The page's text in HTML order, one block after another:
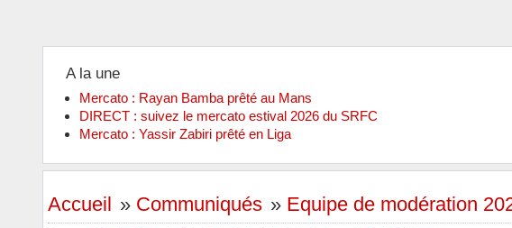
A la une
Mercato : Rayan Bamba prêté au Mans
DIRECT : suivez le mercato estival 2026 du SRFC
Mercato : Yassir Zabiri prêté en Liga
Accueil » Communiqués » Equipe de modération